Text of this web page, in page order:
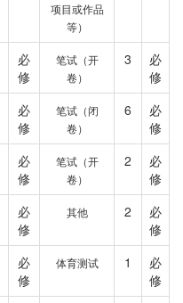
项目或作品
等）
必
修
笔试（开
卷）
3
必
修
必
修
笔试（闭
卷）
6
必
修
必
修
笔试（开
卷）
2
必
修
必
修
其他 2
必
修
必
修
体育测试 1
必
修